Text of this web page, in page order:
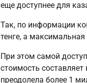
еще доступнее для
Так, по информации
тенге, а
При этом самой
стоимость
преодолела более 1